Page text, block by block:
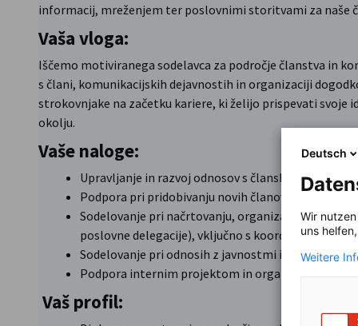
informacij, mreženjem ter poslovnimi storitvami za naše
Vaša vloga:
Iščemo motiviranega sodelavca za področje članstva in
s člani, komunikacijskih dejavnostih in organizaciji
strokovnjake na začetku kariere, ki želijo prispevati svoje
okolju.
Vaše naloge:
Upravljanje in razvoj odnosov s članskimi podjetji.
Podpora pri pridobivanju novih članov in njihovem
Sodelovanje pri načrtovanju, organizaciji in
poslovne delegacije), vključno s koordinacijo na
Sodelovanje pri odnosih z javnostmi in
Podpora internim projektom in organizacijskim
Vaš profil:
Deutsch
Wir
uns
Weitere